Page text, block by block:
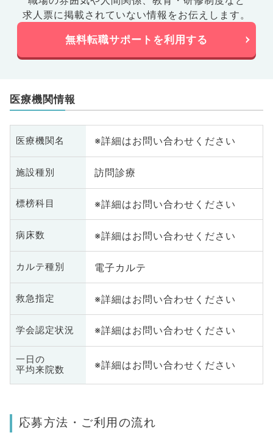
求人票に掲載されていない情報をお伝えします。
無料転職サポートを利用する
医療機関情報
医療機関名 ※詳細はお問い合わせください
施設種別 訪問診療
標榜科目 ※詳細はお問い合わせください
病床数 ※詳細はお問い合わせください
カルテ種別 電子カルテ
救急指定 ※詳細はお問い合わせください
学会認定状況 ※詳細はお問い合わせください
一日の
平均来院数
※詳細はお問い合わせください
応募方法・ご利用の流れ